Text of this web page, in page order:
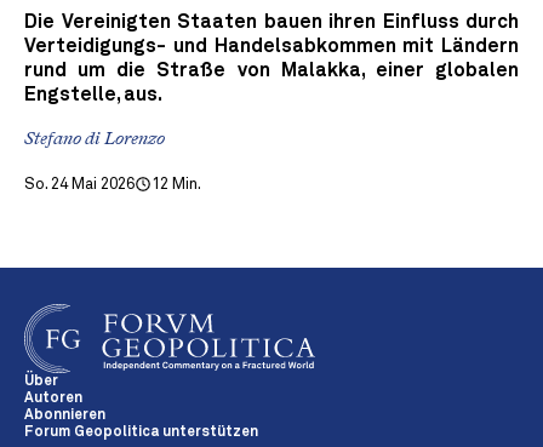
Die Vereinigten Staaten bauen ihren Einfluss durch
Verteidigungs- und Handelsabkommen mit Ländern
rund um die Straße von Malakka, einer globalen
Engstelle, aus.
Stefano di Lorenzo
So. 24 Mai 2026 12 Min.
Über
Autoren
Abonnieren
Forum Geopolitica unterstützen